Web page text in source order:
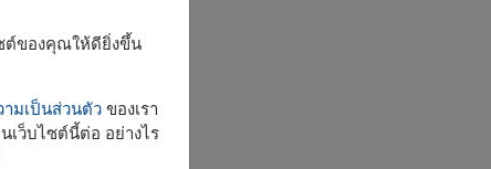
ต์ของคุณให้ดียิ่งขึ้น
มเป็นส่วนตัว ของเรา
เว็บไซต์นี้ต่อ อย่างไร